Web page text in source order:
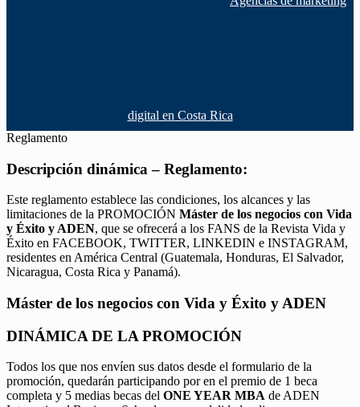
digital en Costa Rica
Reglamento
Descripción dinámica – Reglamento:
Este reglamento establece las condiciones, los alcances y las
limitaciones de la PROMOCIÓN Máster de los negocios con Vida
y Éxito y ADEN, que se ofrecerá a los FANS de la Revista Vida y
Éxito en FACEBOOK, TWITTER, LINKEDIN e INSTAGRAM,
residentes en América Central (Guatemala, Honduras, El Salvador,
Nicaragua, Costa Rica y Panamá).
Máster de los negocios con Vida y Éxito y ADEN
DINÁMICA DE LA PROMOCIÓN
Todos los que nos envíen sus datos desde el formulario de la
promoción, quedarán participando por en el premio de 1 beca
completa y 5 medias becas del ONE YEAR MBA de ADEN